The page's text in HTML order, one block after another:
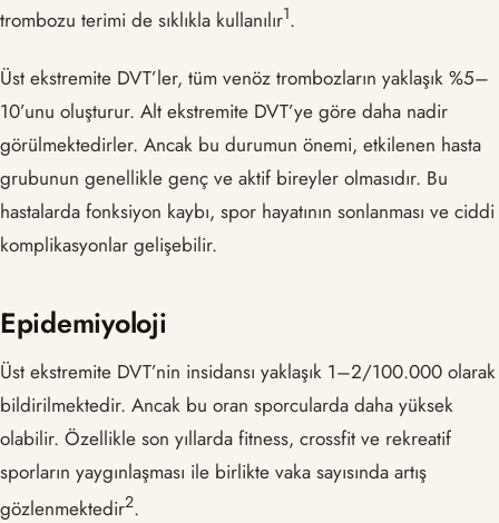
trombozu terimi de sıklıkla kullanılır​1​.
Üst ekstremite DVT’ler, tüm venöz trombozların yaklaşık %5–
10’unu oluşturur. Alt ekstremite DVT’ye göre daha nadir
görülmektedirler. Ancak bu durumun önemi, etkilenen hasta
grubunun genellikle genç ve aktif bireyler olmasıdır. Bu
hastalarda fonksiyon kaybı, spor hayatının sonlanması ve ciddi
komplikasyonlar gelişebilir.
Epidemiyoloji
Üst ekstremite DVT’nin insidansı yaklaşık 1–2/100.000 olarak
bildirilmektedir. Ancak bu oran sporcularda daha yüksek
olabilir. Özellikle son yıllarda fitness, crossfit ve rekreatif
sporların yaygınlaşması ile birlikte vaka sayısında artış
gözlenmektedir​2​.